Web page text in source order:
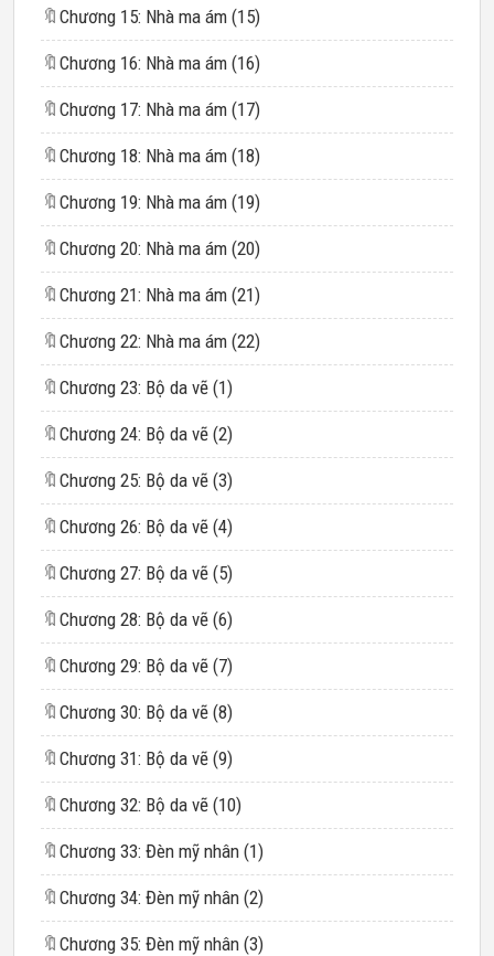
🔖 Chương 15: Nhà ma ám (15)
🔖 Chương 16: Nhà ma ám (16)
🔖 Chương 17: Nhà ma ám (17)
🔖 Chương 18: Nhà ma ám (18)
🔖 Chương 19: Nhà ma ám (19)
🔖 Chương 20: Nhà ma ám (20)
🔖 Chương 21: Nhà ma ám (21)
🔖 Chương 22: Nhà ma ám (22)
🔖 Chương 23: Bộ da vẽ (1)
🔖 Chương 24: Bộ da vẽ (2)
🔖 Chương 25: Bộ da vẽ (3)
🔖 Chương 26: Bộ da vẽ (4)
🔖 Chương 27: Bộ da vẽ (5)
🔖 Chương 28: Bộ da vẽ (6)
🔖 Chương 29: Bộ da vẽ (7)
🔖 Chương 30: Bộ da vẽ (8)
🔖 Chương 31: Bộ da vẽ (9)
🔖 Chương 32: Bộ da vẽ (10)
🔖 Chương 33: Đèn mỹ nhân (1)
🔖 Chương 34: Đèn mỹ nhân (2)
🔖 Chương 35: Đèn mỹ nhân (3)